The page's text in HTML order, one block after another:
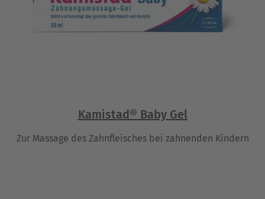
Kamistad® Baby Gel
Zur Massage des Zahnfleisches bei zahnenden Kindern